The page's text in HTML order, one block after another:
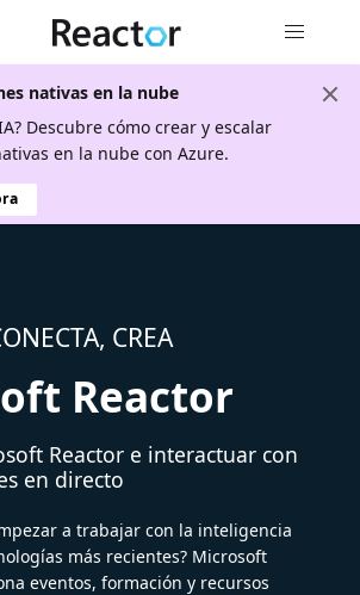
nativas en la nube
Descubre cómo crear y escalar
en la nube con Azure.
CREA
Reactor
Reactor e interactuar con
en directo
a trabajar con la inteligencia
más recientes? Microsoft
eventos, formación y recursos